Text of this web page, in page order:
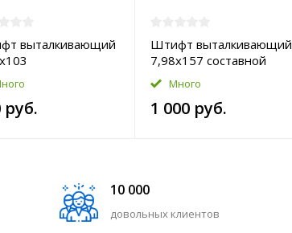
выталкивающий
руб.
Штифт выталкивающий
7,98x157 составной
Много
1 000 руб.
10 000
довольных клиентов